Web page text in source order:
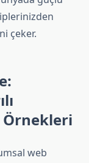
çeker.
Örnekleri
web